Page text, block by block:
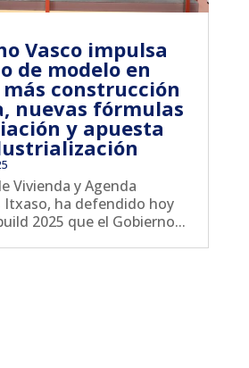
Vasco impulsa
de modelo en
construcción
nuevas fórmulas
y apuesta
Vivienda y Agenda
Itxaso, ha defendido hoy
2025 que el Gobierno...